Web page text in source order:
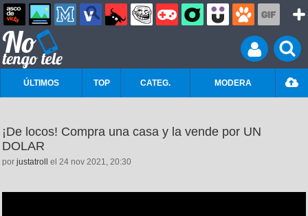
ÚLTIMOS TOP CATEG. MODERA
¡De locos! Compra una casa y la vende por UN
DOLAR
por justatroll el 24 nov 2021, 20:30